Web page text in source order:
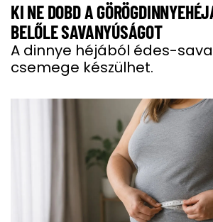
KI NE DOBD A
BELŐLE SAVANYÚSÁGOT
A dinnye héjából édes-
csemege készülhet.